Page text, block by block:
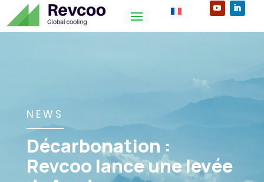
NEWS
Décarbonation :
Revcoo lance une levée